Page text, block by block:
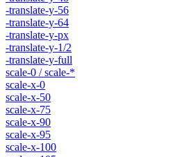
-translate-y-56
-translate-y-64
-translate-y-px
-translate-y-1/2
-translate-y-full
scale-0 / scale-*
scale-x-0
scale-x-50
scale-x-75
scale-x-90
scale-x-95
scale-x-100